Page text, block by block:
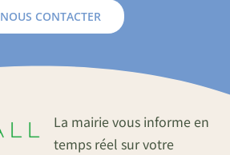
NOUS CONTACTER
La mairie vous informe en
temps réel sur votre